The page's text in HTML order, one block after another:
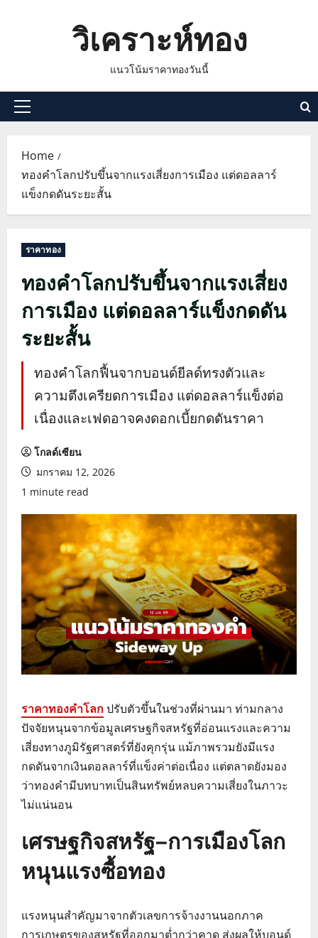
วิเคราะห์ทอง
แนวโน้มราคาทองวันนี้
Primary
Home
ทองคำโลกปรับขึ้นจากแรงเสี่ยงการเมือง แต่ดอลลาร์
แข็งกดดันระยะสั้น
ราคาทอง
ทองคำโลกปรับขึ้นจากแรงเสี่ยง
การเมือง แต่ดอลลาร์แข็งกดดัน
ระยะสั้น
ทองคำโลกฟื้นจากบอนด์ยีลด์ทรงตัวและ
ความตึงเครียดการเมือง แต่ดอลลาร์แข็งต่อ
เนื่องและเฟดอาจคงดอกเบี้ยกดดันราคา
โกลด์เซียน
มกราคม 12, 2026
1 minute read
ราคาทองคำโลกปรับตัวขึ้นในช่วงที่ผ่านมา ท่ามกลาง
ปัจจัยหนุนจากข้อมูลเศรษฐกิจสหรัฐที่อ่อนแรงและความ
เสี่ยงทางภูมิรัฐศาสตร์ที่ยังคุกรุ่น แม้ภาพรวมยังมีแรง
กดดันจากเงินดอลลาร์ที่แข็งค่าต่อเนื่อง แต่ตลาดยังมอง
ว่าทองคำมีบทบาทเป็นสินทรัพย์หลบความเสี่ยงในภาวะ
ไม่แน่นอน
เศรษฐกิจสหรัฐ–การเมืองโลก
หนุนแรงซื้อทอง
แรงหนุนสำคัญมาจากตัวเลขการจ้างงานนอกภาค
การเกษตรของสหรัฐที่ออกมาต่ำกว่าคาด ส่งผลให้บอนด์